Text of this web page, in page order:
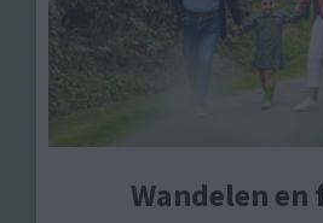
Wandelen en